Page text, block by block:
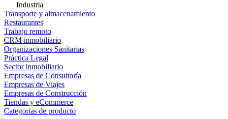
Industria
Transporte y almacenamiento
Restaurantes
Trabajo remoto
CRM inmobiliario
Organizaciones Sanitarias
Práctica Legal
Sector inmobiliario
Empresas de Consultoría
Empresas de Viajes
Empresas de Construcción
Tiendas y eCommerce
Categorías de producto